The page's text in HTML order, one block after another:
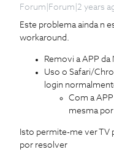
Forum|Forum|2 years
Este problema ainda n
workaround.
Removi a APP da
Uso o Safari/
login
Com a
mesma
Isto permite-me ver TV
por resolver